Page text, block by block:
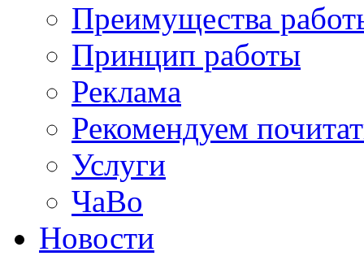
Преимущества
Принцип работы
Реклама
Рекомендуем
Услуги
ЧаВо
Новости